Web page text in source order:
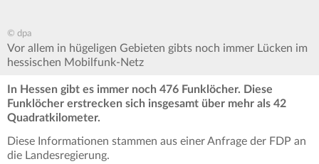
© dpa
Vor allem in hügeligen Gebieten gibts noch immer Lücken im
hessischen Mobilfunk-Netz
In Hessen gibt es immer noch 476 Funklöcher. Diese
Funklöcher erstrecken sich insgesamt über mehr als 42
Quadratkilometer.
Diese Informationen stammen aus einer Anfrage der FDP an
die Landesregierung.